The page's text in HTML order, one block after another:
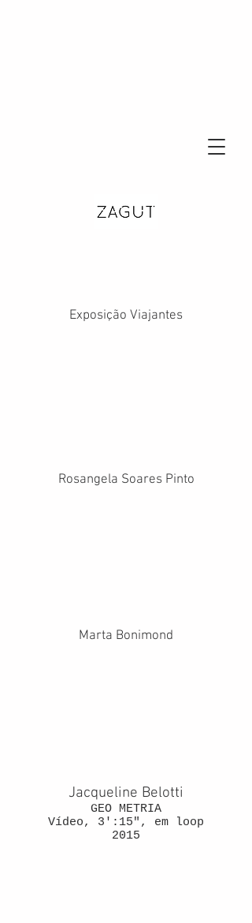
Exposição Viajantes
Rosangela Soares Pinto
Marta Bonimond
Jacqueline Belotti
GEO METRIA
Vídeo, 3':15", em loop
2015